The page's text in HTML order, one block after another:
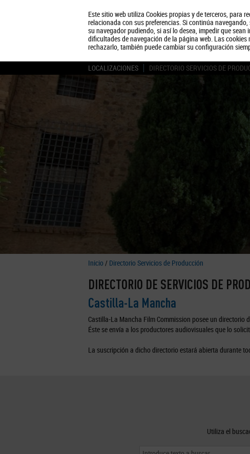
Este sitio web utiliza Cookies propias y de terceros, para
relacionada con sus preferencias. Si continúa
su navegador pudiendo, si así lo desea, impedir que
dificultades de navegación de la página web. Las
rechazarlo, también puede cambiar su configuración
LOCALIZACIONES DIRECTORIO SERVICIOS DE
Inicio / Directorio Servicios de Producción
DIRECTORIO DE SERVICIOS DE
Castilla-La Mancha
Castilla-La Mancha Film Commission posee un
Éste se envía a los productores audiovisuales que lo
La suscripción a dicho directorio estará abierta durante
Utiliza el